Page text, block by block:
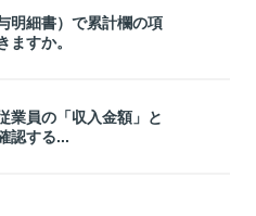
明細書）で累計欄の項
ますか。
業員の「収入金額」と
認する...